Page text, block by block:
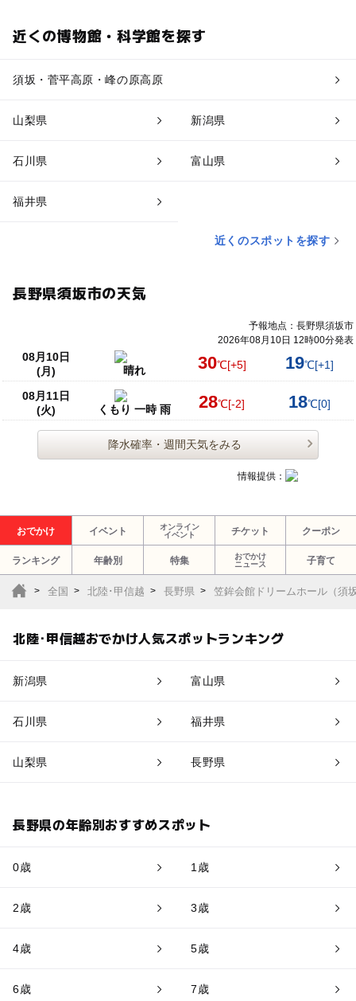
近くの博物館・科学館を探す
須坂・菅平高原・峰の原高原
山梨県 新潟県
石川県 富山県
福井県
近くのスポットを探す
長野県須坂市の天気
予報地点：長野県須坂市
2026年08月10日 12時00分発表
08月10日
(月)
晴れ 30℃[+5] 19℃[+1]
08月11日
(火)
くもり 一時 雨 28℃[-2] 18℃[0]
降水確率・週間天気をみる
情報提供：
おでかけ イベント
オンライン
イベント
チケット クーポン
ランキング 年齢別 特集
おでかけ
ニュース
子育て
全国 北陸･甲信越 長野県 笠鉾会館ドリームホール（須
北陸･甲信越おでかけ人気スポットランキング
新潟県 富山県
石川県 福井県
山梨県 長野県
長野県の年齢別おすすめスポット
0歳 1歳
2歳 3歳
4歳 5歳
6歳 7歳